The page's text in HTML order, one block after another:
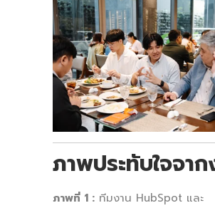
ภาพประทับใจจาก
ภาพที่ 1 : ทีมงาน HubSpot และ